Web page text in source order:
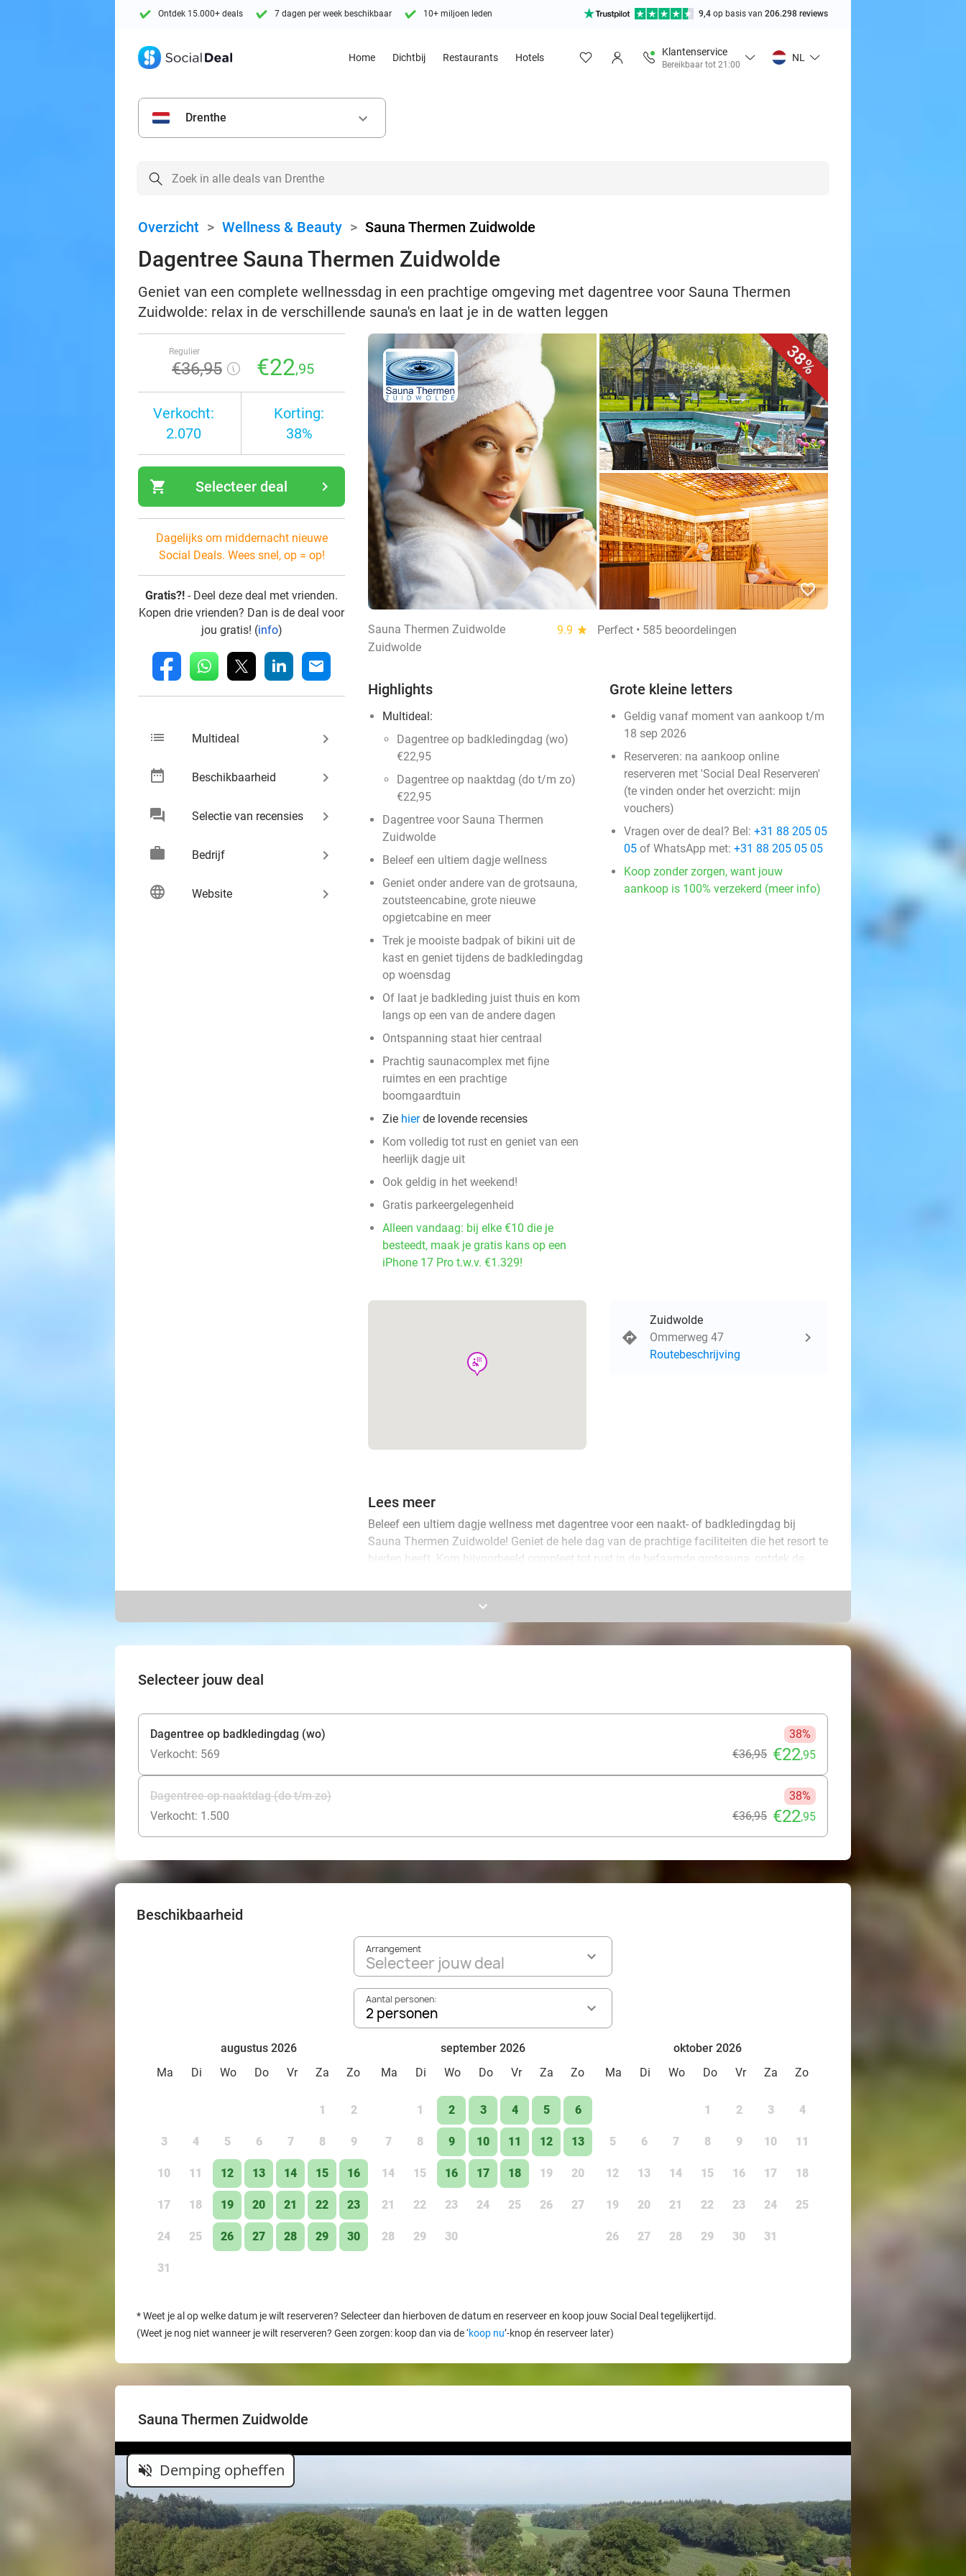
Ontdek 15.000+ deals 7 dagen per week beschikbaar 10+ miljoen leden 9,4 op basis van 206.298 reviews
Home Dichtbij Restaurants Hotels
Klantenservice
Bereikbaar tot 21:00
NL
Drenthe keyboard_arrow_down
Overzicht > Wellness & Beauty > Sauna Thermen Zuidwolde
Dagentree Sauna Thermen Zuidwolde
Geniet van een complete wellnessdag in een prachtige omgeving met dagentree voor Sauna Thermen
Zuidwolde: relax in de verschillende sauna's en laat je in de watten leggen
Regulier
€36,95 €22,95
Verkocht:
2.070
Korting:
38%
shopping_cart navigate_next
Selecteer deal
Dagelijks om middernacht nieuwe
Social Deals. Wees snel, op = op!
Gratis?! - Deel deze deal met vrienden.
Kopen drie vrienden? Dan is de deal voor
jou gratis! (info)
fb whatsapp linkedin mail
list Multideal keyboard_arrow_right
date_range Beschikbaarheid keyboard_arrow_right
chat Selectie van recensies keyboard_arrow_right
work Bedrijf keyboard_arrow_right
language Website keyboard_arrow_right
38%
favorite_border
Sauna Thermen Zuidwolde 9.9 star
Perfect • 585 beoordelingen
Zuidwolde
Highlights
Multideal:
Dagentree op badkledingdag (wo)
€22,95
Dagentree op naaktdag (do t/m zo)
€22,95
Dagentree voor Sauna Thermen
Zuidwolde
Beleef een ultiem dagje wellness
Geniet onder andere van de grotsauna,
zoutsteencabine, grote nieuwe
opgietcabine en meer
Trek je mooiste badpak of bikini uit de
kast en geniet tijdens de badkledingdag
op woensdag
Of laat je badkleding juist thuis en kom
langs op een van de andere dagen
Ontspanning staat hier centraal
Prachtig saunacomplex met fijne
ruimtes en een prachtige
boomgaardtuin
Zie hierde lovende recensies
Kom volledig tot rust en geniet van een
heerlijk dagje uit
Ook geldig in het weekend!
Gratis parkeergelegenheid
Alleen vandaag: bij elke €10 die je
besteedt, maak je gratis kans op een
iPhone 17 Pro t.w.v. €1.329!
Grote kleine letters
Geldig vanaf moment van aankoop t/m
18 sep 2026
Reserveren: na aankoop online
reserveren met 'Social Deal Reserveren'
(te vinden onder het overzicht: mijn
vouchers)
Vragen over de deal? Bel: +31 88 205 05
05 of WhatsApp met: +31 88 205 05 05
Koop zonder zorgen, want jouw
aankoop is 100% verzekerd (meer info)
wellness
Zuidwolde
Ommerweg 47
Routebeschrijving
Lees meer
Beleef een ultiem dagje wellness met dagentree voor een naakt- of badkledingdag bij
Sauna Thermen Zuidwolde! Geniet de hele dag van de prachtige faciliteiten die het resort te
bieden heeft. Kom bijvoorbeeld compleet tot rust in de befaamde grotsauna, ontdek de
boomgaardtuin, waar de kikkers je al kwakend begroeten.
Het zal je aan niets ontbreken tijdens je verblijf bij Sauna Thermen Zuidwolde. Sluit de deur
naar de wereld en laat je onderdompelen in alle luxe. Jij hoeft deze dag maar één ding te
keyboard_arrow_down
Selecteer jouw deal
Dagentree op badkledingdag (wo)
38%
Verkocht: 569
€36,95 €22,95
Dagentree op naaktdag (do t/m zo)
38%
Verkocht: 1.500
€36,95 €22,95
Beschikbaarheid
Arrangement
Selecteer jouw deal
Aantal personen:
2 personen
augustus 2026
Ma
Di Wo Do Vr Za Zo
1 2
3 4 5 6 7 8 9
10 11 12 13 14 15 16
17 18 19 20 21 22 23
24 25 26 27 28 29 30
31
september 2026
Ma
Di Wo Do Vr Za Zo
1 2 3 4 5 6
7 8 9 10 11 12 13
14 15 16 17 18 19 20
21 22 23 24 25 26 27
28 29 30
oktober 2026
Ma
Di Wo Do Vr Za Zo
1 2 3 4
5 6 7 8 9 10 11
12 13 14 15 16 17 18
19 20 21 22 23 24 25
26 27 28 29 30 31
*Weet je al op welke datum je wilt reserveren? Selecteer dan hierboven de datum en reserveer en koop jouw Social Deal tegelijkertijd.
(Weet je nog niet wanneer je wilt reserveren? Geen zorgen: koop dan via de ‘koop nu’-knop én reserveer later)
Sauna Thermen Zuidwolde
volume_off Demping opheffen